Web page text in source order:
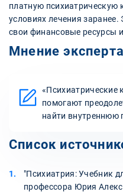
платную психиатрическую
условиях лечения
свои финансовые ресурсы
Мнение эксперта
«Психиатрические
помогают
найти внутреннюю
Список
"Психиатрия: Учебник
профессора Юрия